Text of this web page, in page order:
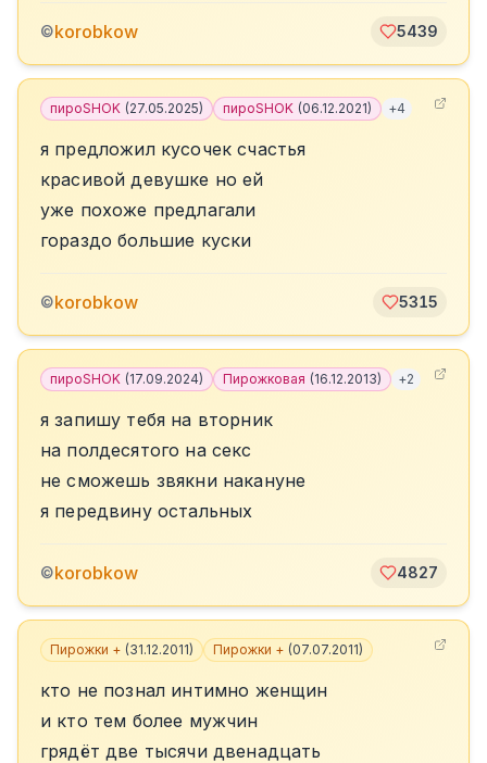
©korobkow 5439
пироSHOK (27.05.2025) пироSHOK (06.12.2021) +4
я предложил кусочек счастья
красивой девушке но ей
уже похоже предлагали
гораздо большие куски
©korobkow 5315
пироSHOK (17.09.2024) Пирожковая (16.12.2013) +2
я запишу тебя на вторник
на полдесятого на секс
не сможешь звякни накануне
я передвину остальных
©korobkow 4827
Пирожки + (31.12.2011) Пирожки + (07.07.2011)
кто не познал интимно женщин
и кто тем более мужчин
грядëт две тысячи двенадцать